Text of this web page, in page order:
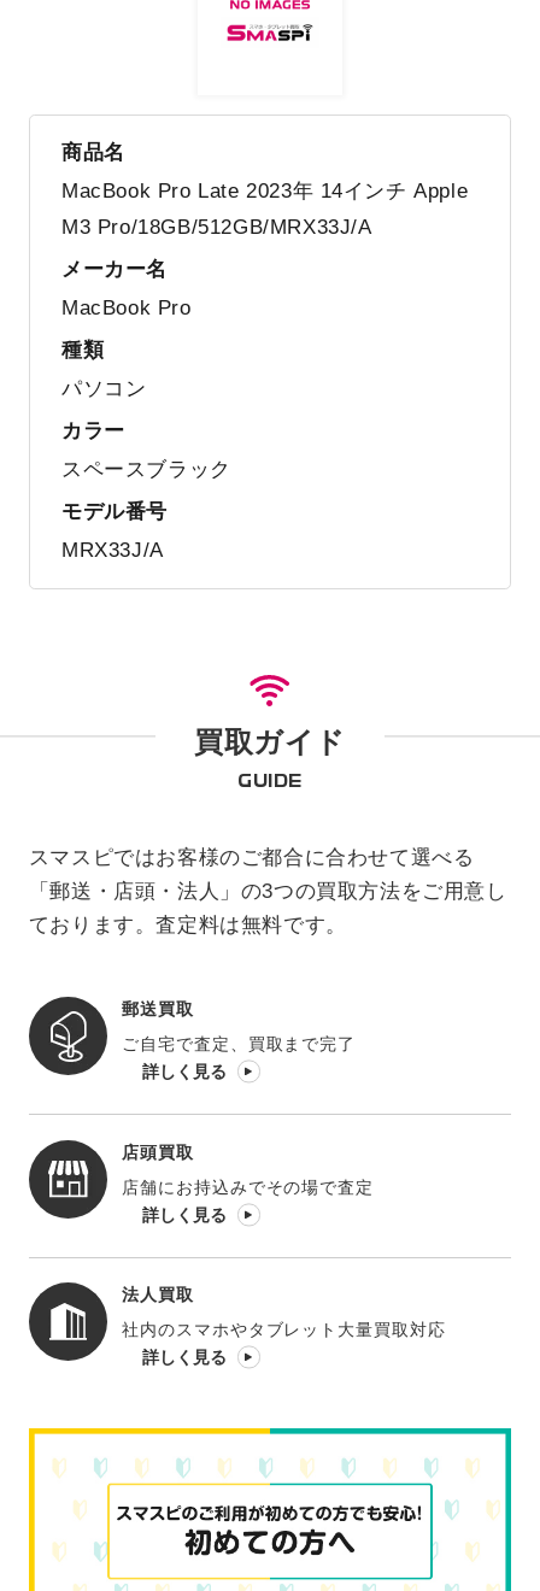
商品名
MacBook Pro Late 2023年 14インチ Apple
M3 Pro/18GB/512GB/MRX33J/A
メーカー名
MacBook Pro
種類
パソコン
カラー
スペースブラック
モデル番号
MRX33J/A
買取ガイド
GUIDE
スマスピではお客様のご都合に合わせて選べる
「郵送・店頭・法人」の3つの買取方法をご用意し
ております。査定料は無料です。
郵送買取
ご自宅で査定、買取まで完了
詳しく見る
店頭買取
店舗にお持込みでその場で査定
詳しく見る
法人買取
社内のスマホやタブレット大量買取対応
詳しく見る